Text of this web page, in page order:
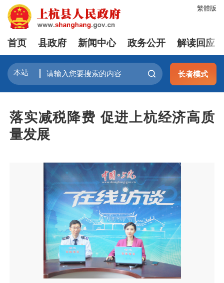
繁體版
首页 县政府 新闻中心 政务公开 解读回应
长者模式
落实减税降费 促进上杭经济高质
量发展